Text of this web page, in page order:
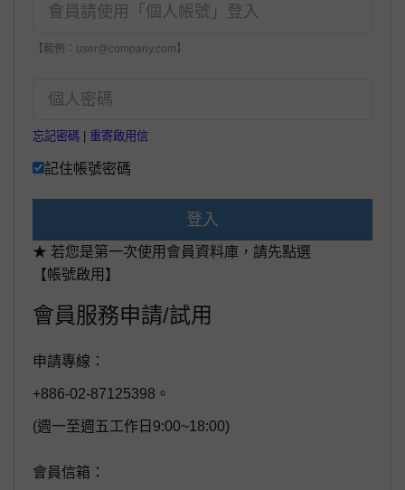
【範例：user@company.com】
忘記密碼 重寄啟用信
記住帳號密碼
登入
★ 若您是第一次使用會員資料庫，請先點選
【帳號啟用】
會員服務申請/試用
申請專線：
+886-02-87125398。
(週一至週五工作日9:00~18:00)
會員信箱：